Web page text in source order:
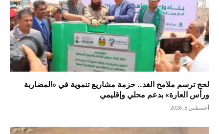
لحج ترسم ملامح الغد.. حزمة مشاريع تنموية في «المضاربة
ورأس العارة» بدعم محلي وإقليمي
أغسطس 5, 2026